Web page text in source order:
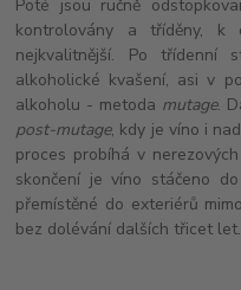
Poté jsou ručně
kontrolovány a tříděny, k
nejkvalitnější. Po třídenní
alkoholické kvašení, asi v
alkoholu - metoda mutage.
post-mutage, kdy je víno i
proces probíhá v
skončení je víno stáčeno
přemístěné do exteriérů
bez dolévání dalších třicet let.